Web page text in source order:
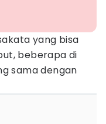
yang bisa
beberapa di
sama dengan